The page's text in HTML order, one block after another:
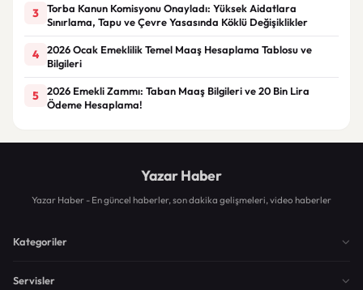
3
Torba Kanun Komisyonu Onayladı: Yüksek Aidatlara
Sınırlama, Tapu ve Çevre Yasasında Köklü Değişiklikler
4
2026 Ocak Emeklilik Temel Maaş Hesaplama Tablosu ve
Bilgileri
5
2026 Emekli Zammı: Taban Maaş Bilgileri ve 20 Bin Lira
Ödeme Hesaplama!
Yazar Haber
Yazar Haber - En güncel haberler, son dakika gelişmeleri, video haberler
Kategoriler
Servisler